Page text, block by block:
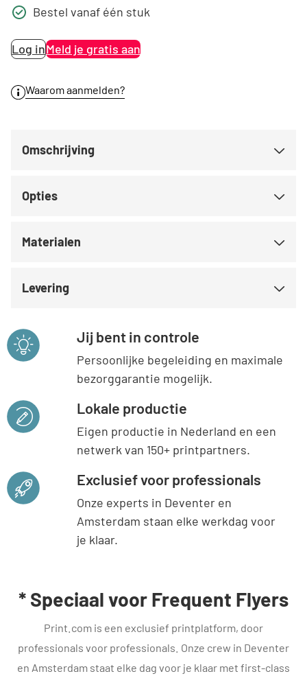
Bestel vanaf één stuk
Log inMeld je gratis aan
Waarom aanmelden?
Omschrijving
Opties
Materialen
Levering
Jij bent in controle
Persoonlijke begeleiding en maximale
bezorggarantie mogelijk.
Lokale productie
Eigen productie in Nederland en een
netwerk van 150+ printpartners.
Exclusief voor professionals
Onze experts in Deventer en
Amsterdam staan elke werkdag voor
je klaar.
* Speciaal voor Frequent Flyers
Print.com is een exclusief printplatform, door
professionals voor professionals. Onze crew in Deventer
en Amsterdam staat elke dag voor je klaar met first-class